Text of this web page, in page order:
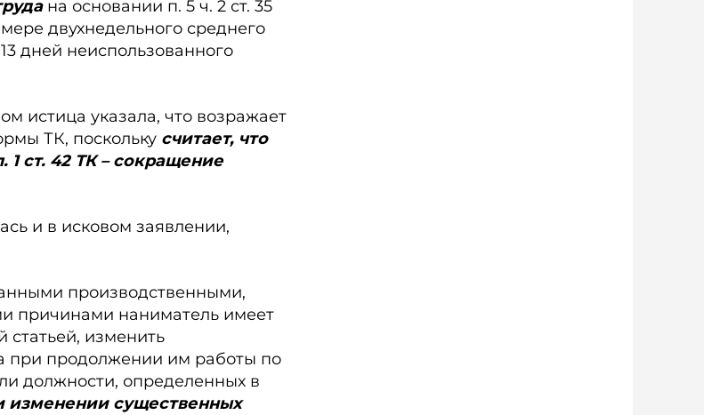
на основании п. 5 ч. 2 ст. 35
двухнедельного среднего
дней неиспользованного
истица указала, что возражает
ТК, поскольку считает, что
ст. 42 ТК – сокращение
и в исковом заявлении,
производственными,
причинами наниматель имеет
статьей, изменить
при продолжении им работы по
должности, определенных в
изменении существенных